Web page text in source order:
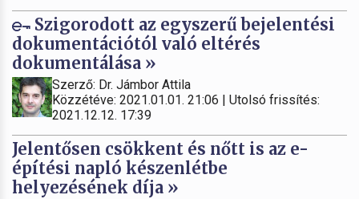
Szigorodott az egyszerű bejelentési
dokumentációtól való eltérés
dokumentálása »
Szerző: Dr. Jámbor Attila
Közzétéve: 2021.01.01. 21:06 | Utolsó frissítés:
2021.12.12. 17:39
Jelentősen csökkent és nőtt is az e-
építési napló készenlétbe
helyezésének díja »